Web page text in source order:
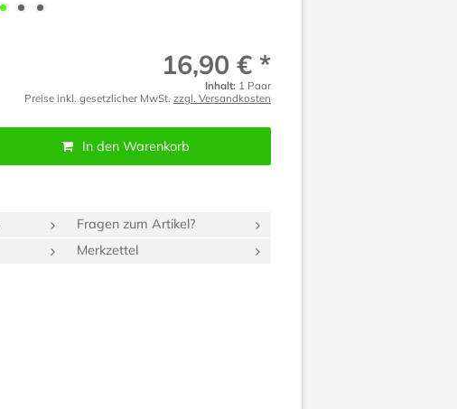
16,90 € *
Inhalt: 1 Paar
Preise inkl. gesetzlicher MwSt. zzgl. Versandkosten
In den Warenkorb
Fragen zum Artikel?
Merkzettel